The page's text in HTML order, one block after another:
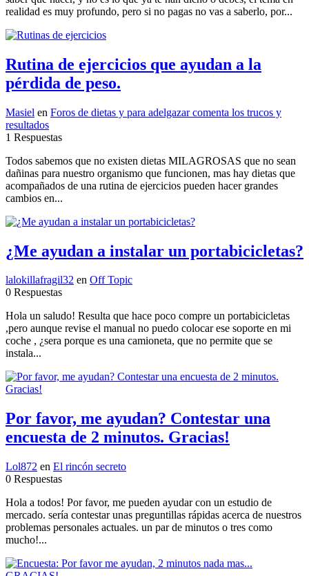
realidad es muy profundo, pero si no pagas no vas a saberlo, por...
Rutina de ejercicios que ayudan a la
pérdida de peso.
Masiel en Foros de dietas y para adelgazar comenta los trucos y
resultados
1 Respuestas
Todos sabemos que no existen dietas MILAGROSAS que no sean
dañinas para nuestro organismo que funcionen, mas hay dietas que
acompañados de una rutina de ejercicios pueden hacer grandes
cambios en...
¿Me ayudan a instalar un portabicicletas?
lalokillafragil32 en Off Topic
0 Respuestas
Hola un saludo! Resulta que hace poco compre un portabicicletas
,pero aunque revise el manual no puedo colocar ese soporte en mi
coche , ¿sera porque es una camioneta, que no permite que se
instala...
Por favor, me ayudan? Contestar una
encuesta de 2 minutos. Gracias!
Lol872 en El rincón secreto
0 Respuestas
Hola a todos! Por favor, me pueden ayudar con un estudio de
mercado. sería contestar unas preguntillas rápidas acerca de nuestros
problemas personales actuales. un par de minutos o tres como
mucho!...